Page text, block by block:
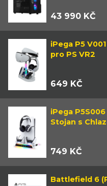
43 990 KČ
iPega P5
pro PS VR2
649 KČ
iPega
Stojan s
749 KČ
Battlefield 6